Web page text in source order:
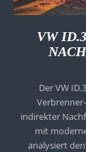
VW
Der VW
indirekter
mit
analysiert